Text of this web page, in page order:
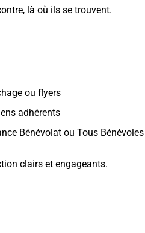
là où ils se trouvent.
ou flyers
adhérents
Bénévolat ou Tous Bénévoles
clairs et engageants.